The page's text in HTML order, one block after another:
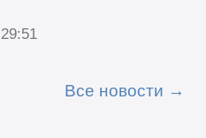
Все новости